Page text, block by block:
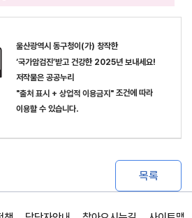
울산광역시 동구청이(가) 창작한
‘국가암검진’받고 건강한 2025년 보내세요!
저작물은 공공누리
"출처 표시 + 상업적 이용금지" 조건에 따라
이용할 수 있습니다.
목록